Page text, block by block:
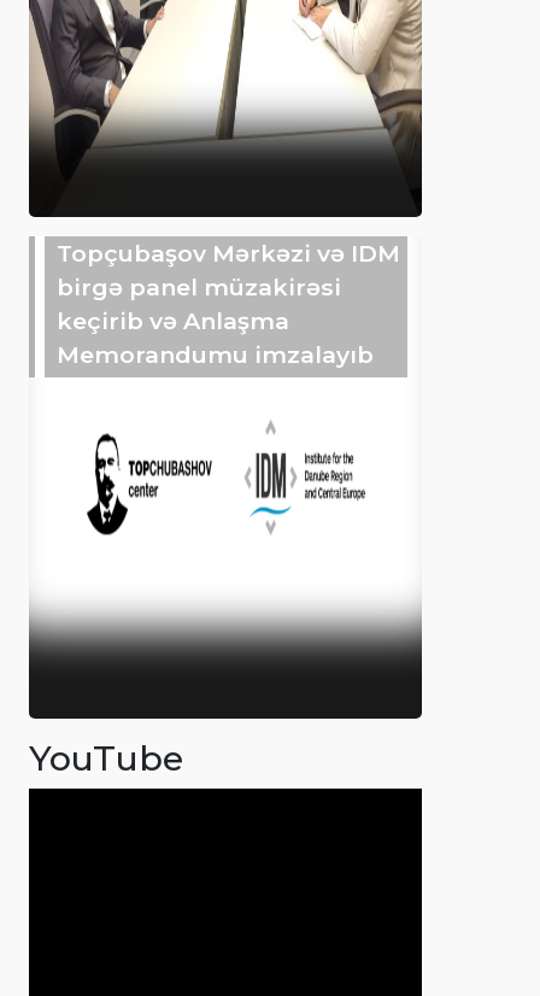
Topçubaşov Mərkəzi və IDM
birgə panel müzakirəsi
keçirib və Anlaşma
Memorandumu imzalayıb
YouTube